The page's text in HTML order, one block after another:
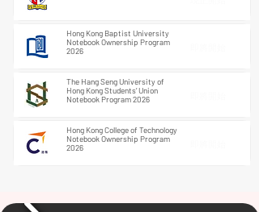
Hong Kong Baptist University
Notebook Ownership Program
2026
The Hang Seng University of
Hong Kong Students’ Union
Notebook Program 2026
Hong Kong College of Technology
Notebook Ownership Program
2026